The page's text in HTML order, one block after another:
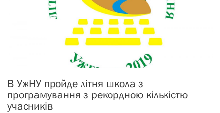
В УжНУ пройде літня школа з
програмування з рекордною кількістю
учасників